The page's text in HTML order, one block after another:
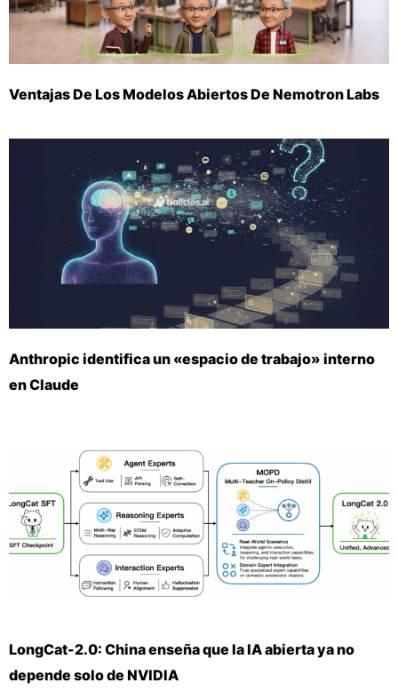
Ventajas De Los Modelos Abiertos De Nemotron Labs
Anthropic identifica un «espacio de trabajo» interno
en Claude
LongCat-2.0: China enseña que la IA abierta ya no
depende solo de NVIDIA